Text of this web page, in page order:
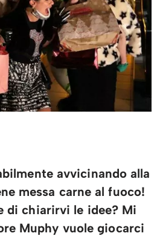
avvicinando alla
messa carne al fuoco!
di chiarirvi le idee? Mi
Muphy vuole giocarci